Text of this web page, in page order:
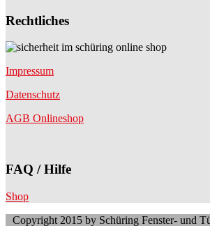
Rechtliches
Impressum
Datenschutz
AGB Onlineshop
FAQ / Hilfe
Shop
Copyright 2015 by Schüring Fenster- und